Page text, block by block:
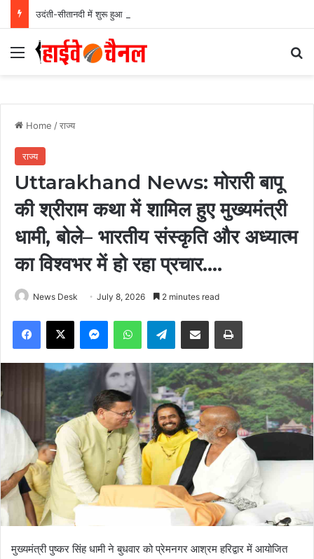
Menu
Home /राज्य
राज्य
Uttarakhand News: मोरारी बापू
की श्रीराम कथा में शामिल हुए मुख्यमंत्री
धामी, बोले– भारतीय संस्कृति और अध्यात्म
का विश्वभर में हो रहा प्रचार….
News Desk July 8, 2026 2 minutes read
Facebook
X MessengerWhatsAppTelegramShare via Email Print
मुख्यमंत्री पुष्कर सिंह धामी ने बुधवार को प्रेमनगर आश्रम हरिद्वार में आयोजित